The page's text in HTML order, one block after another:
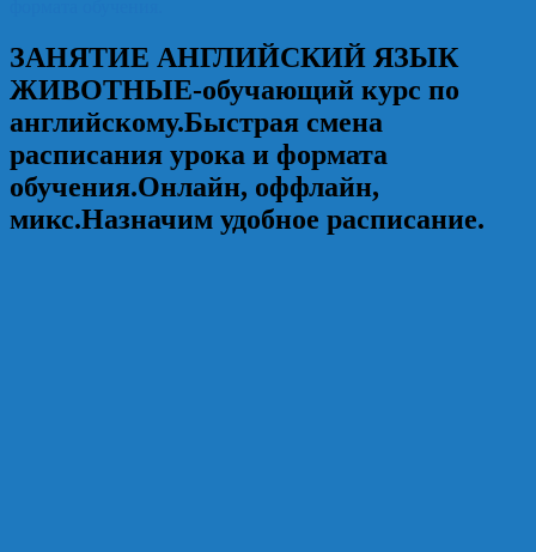
ЗАНЯТИЕ АНГЛИЙСКИЙ ЯЗЫК
ЖИВОТНЫЕ-обучающий курс по
английскому.Быстрая смена
расписания урока и формата
обучения.Онлайн, оффлайн,
микс.Назначим удобное расписание.